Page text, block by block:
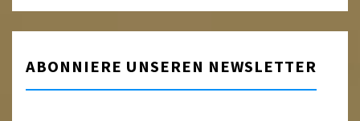
ABONNIERE UNSEREN NEWSLETTER